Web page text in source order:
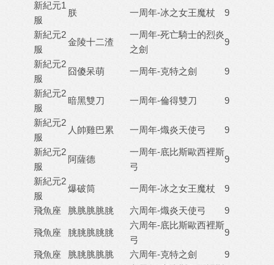
新紀元1
服
朕 一周年-冰之女王魔杖 9
新紀元2
服
金陵十二渣
一周年-死亡騎士的烈炎
之劍
9
新紀元2
服
囧傻呆萌 一周年-克特之劍 9
新紀元2
服
暗黑雙刀 一周年-倫得雙刀 9
新紀元2
服
人帥雞巴累 一周年-熾炎天使弓 9
新紀元2
服
阿薩德
一周年-底比斯歐西裡斯
弓
9
新紀元2
服
爆破筒 一周年-冰之女王魔杖 9
飛魚座 脁脁脁脁朓 六周年-熾炎天使弓 9
飛魚座 朓朓脁朓朓
六周年-底比斯歐西裡斯
弓
9
飛魚座 脁朓脁脁脁 六周年-克特之劍 9